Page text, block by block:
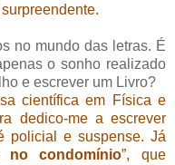
no mundo das letras. É
o sonho realizado
e escrever um Livro?
científica em Física e
dedico-me a escrever
policial e suspense. Já
no condomínio”, que